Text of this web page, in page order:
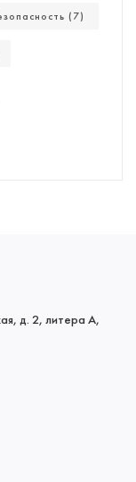
(7)
д. 2, литера А,